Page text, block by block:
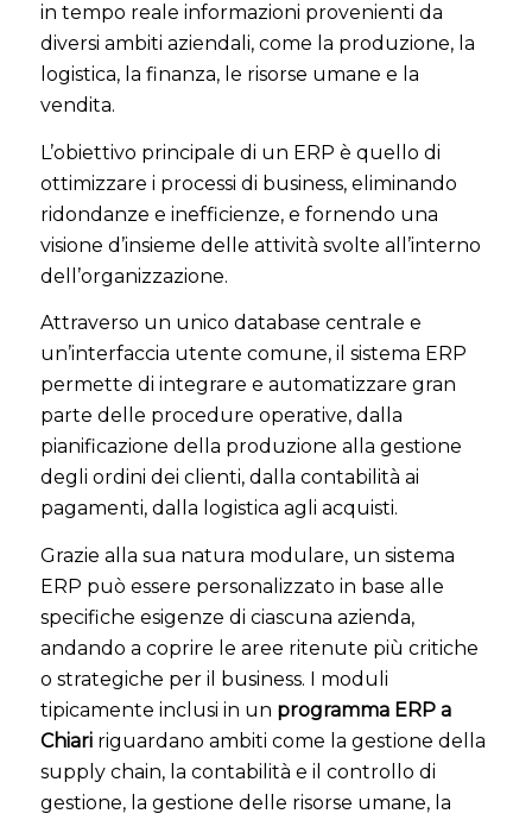
in tempo reale informazioni provenienti da
diversi ambiti aziendali, come la produzione, la
logistica, la finanza, le risorse umane e la
vendita.
L’obiettivo principale di un ERP è quello di
ottimizzare i processi di business, eliminando
ridondanze e inefficienze, e fornendo una
visione d’insieme delle attività svolte all’interno
dell’organizzazione.
Attraverso un unico database centrale e
un’interfaccia utente comune, il sistema ERP
permette di integrare e automatizzare gran
parte delle procedure operative, dalla
pianificazione della produzione alla gestione
degli ordini dei clienti, dalla contabilità ai
pagamenti, dalla logistica agli acquisti.
Grazie alla sua natura modulare, un sistema
ERP può essere personalizzato in base alle
specifiche esigenze di ciascuna azienda,
andando a coprire le aree ritenute più critiche
o strategiche per il business. I moduli
tipicamente inclusi in un programma ERP a
Chiari riguardano ambiti come la gestione della
supply chain, la contabilità e il controllo di
gestione, la gestione delle risorse umane, la